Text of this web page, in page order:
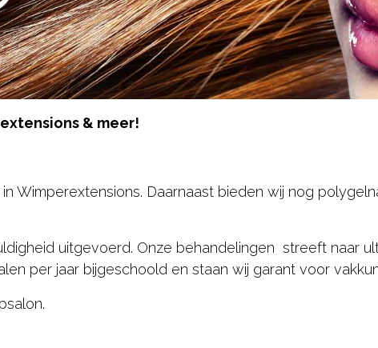
& meer!
Wimperextensions. Daarnaast bieden wij nog
uitgevoerd. Onze behandelingen streeft naar
per jaar bijgeschoold en staan wij garant voor